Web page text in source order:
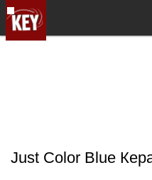
Just Color Blue